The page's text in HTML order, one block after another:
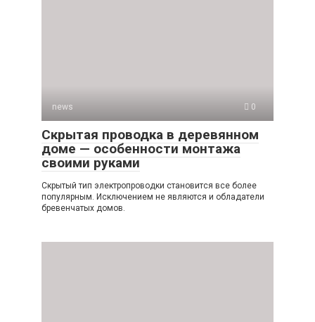
news 0
Скрытая проводка в деревянном
доме — особенности монтажа
своими руками
Скрытый тип электропроводки становится все более
популярным. Исключением не являются и обладатели
бревенчатых домов.